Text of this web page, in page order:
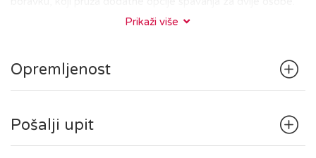
Kupaonica je moderna i besprijekorno čista, s tuš kadom,
opremljenu kuhinju s hladnjakom, štednjakom, Nespresso
aparatom, kuhalom za vodu i osnovnim priborom za pripremu
Smješteni u našem prekrasnom apartmanu, bit ćete udaljeni
Prikaži više
Opremljenost
Pošalji upit